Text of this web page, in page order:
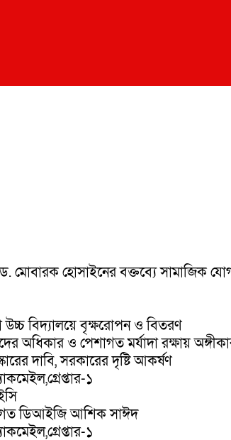
মোবারক হোসাইনের বক্তব্যে সামাজিক
উচ্চ বিদ্যালয়ে বৃক্ষরোপন ও বিতরণ
অধিকার ও পেশাগত মর্যাদা রক্ষায়
দাবি, সরকারের দৃষ্টি আকর্ষণ
১
ডিআইজি আশিক সাঈদ
১